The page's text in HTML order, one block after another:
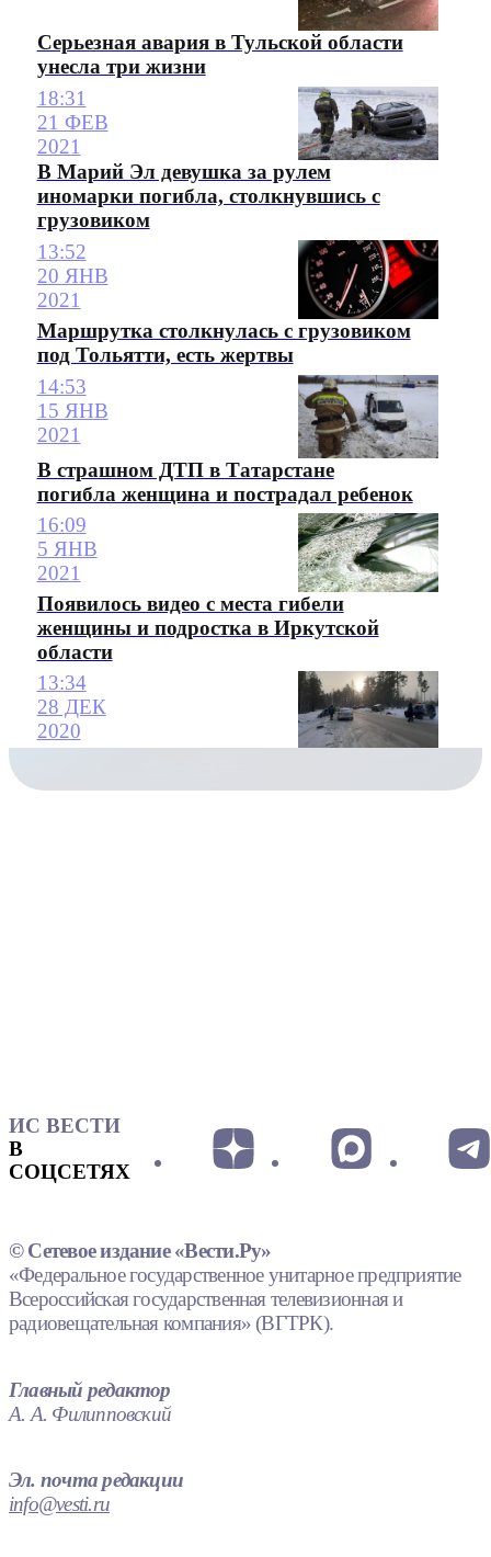
Серьезная авария в Тульской области
унесла три жизни
18:31
21 ФЕВ
2021
В Марий Эл девушка за рулем
иномарки погибла, столкнувшись с
грузовиком
13:52
20 ЯНВ
2021
Маршрутка столкнулась с грузовиком
под Тольятти, есть жертвы
14:53
15 ЯНВ
2021
В страшном ДТП в Татарстане
погибла женщина и пострадал ребенок
16:09
5 ЯНВ
2021
Появилось видео с места гибели
женщины и подростка в Иркутской
области
13:34
28 ДЕК
2020
ИС ВЕСТИ
В
СОЦСЕТЯХ
© Сетевое издание «Вести.Ру»
«Федеральное государственное унитарное предприятие
Всероссийская государственная телевизионная и
радиовещательная компания» (ВГТРК).
Главный редактор
А. А. Филипповский
Эл. почта редакции
info@vesti.ru